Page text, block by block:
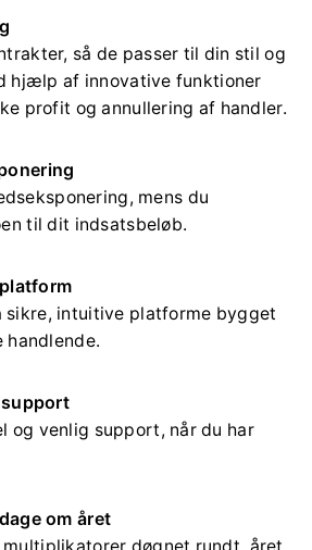
så de passer til din stil og
hjælp af innovative funktioner
profit og annullering af handler.
mens du
til dit indsatsbeløb.
sikre, intuitive platforme bygget
handlende.
og venlig support, når du har
om året